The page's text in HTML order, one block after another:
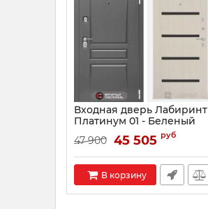
Входная дверь Лабиринт
Платинум 01 - Беленый
дуб, стекло черное
Артикул: 0002601
47 900 45 505 руб
В корзину